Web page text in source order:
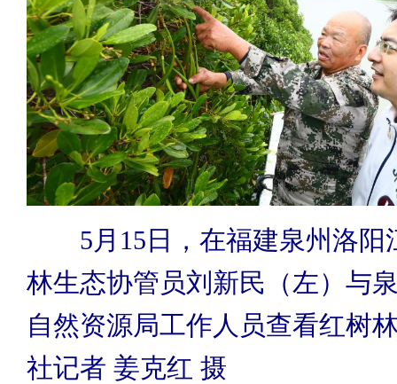
5月15日，在福建泉州洛阳
林生态协管员刘新民（左）与
自然资源局工作人员查看红树
社记者 姜克红 摄